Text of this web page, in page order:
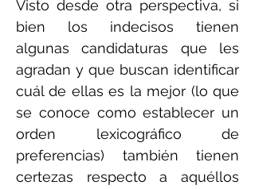
Visto desde otra perspectiva, si
bien los indecisos tienen
algunas candidaturas que les
agradan y que buscan identificar
cuál de ellas es la mejor (lo que
se conoce como establecer un
orden lexicográfico de
preferencias) también tienen
certezas respecto a aquéllos